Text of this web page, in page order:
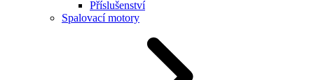
Příslušenství
Spalovací motory